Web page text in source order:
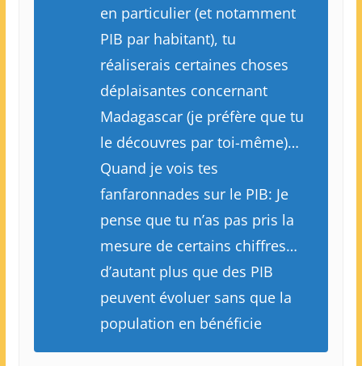
en particulier (et notamment
PIB par habitant), tu
réaliserais certaines choses
déplaisantes concernant
Madagascar (je préfère que tu
le découvres par toi-même)…
Quand je vois tes
fanfaronnades sur le PIB: Je
pense que tu n’as pas pris la
mesure de certains chiffres…
d’autant plus que des PIB
peuvent évoluer sans que la
population en bénéficie